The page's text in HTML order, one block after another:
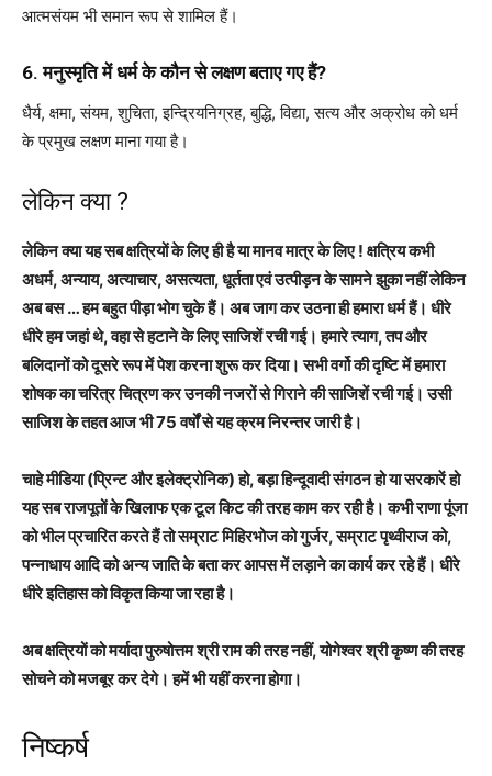
आत्मसंयम भी समान रूप से शामिल हैं।
6. मनुस्मृति में धर्म के कौन से लक्षण बताए गए हैं?
धैर्य, क्षमा, संयम, शुचिता, इन्द्रियनिग्रह, बुद्धि, विद्या, सत्य और अक्रोध को धर्म
के प्रमुख लक्षण माना गया है।
लेकिन क्या ?
लेकिन क्या यह सब क्षत्रियों के लिए ही है या मानव मात्र के लिए ! क्षत्रिय कभी
अधर्म, अन्याय, अत्याचार, असत्यता, धूर्तता एवं उत्पीड़न के सामने झुका नहीं लेकिन
अब बस … हम बहुत पीड़ा भोग चुके हैं। अब जाग कर उठना ही हमारा धर्म हैं। धीरे
धीरे हम जहां थे, वहा से हटाने के लिए साजिशें रची गई। हमारे त्याग, तप और
बलिदानों को दूसरे रूप में पेश करना शुरू कर दिया। सभी वर्गो की दृष्टि में हमारा
शोषक का चरित्र चित्रण कर उनकी नजरों से गिराने की साजिशें रची गई। उसी
साजिश के तहत आज भी 75 वर्षों से यह क्रम निरन्तर जारी है।
चाहे मीडिया (प्रिन्ट और इलेक्ट्रोनिक) हो, बड़ा हिन्दूवादी संगठन हो या सरकारें हो
यह सब राजपूतों के खिलाफ एक टूल किट की तरह काम कर रही है। कभी राणा पूंजा
को भील प्रचारित करते हैं तो सम्राट मिहिरभोज को गुर्जर, सम्राट पृथ्वीराज को,
पन्नाधाय आदि को अन्य जाति के बता कर आपस में लड़ाने का कार्य कर रहे हैं। धीरे
धीरे इतिहास को विकृत किया जा रहा है।
अब क्षत्रियों को मर्यादा पुरुषोत्तम श्री राम की तरह नहीं, योगेश्वर श्री कृष्ण की तरह
सोचने को मजबूर कर देगे। हमें भी यहीं करना होगा।
निष्कर्ष